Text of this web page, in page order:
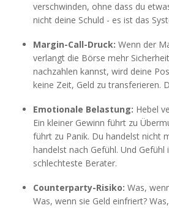
verschwinden, ohne dass du
nicht deine Schuld - es ist das
Margin-Call-Druck: Wenn der
verlangt die Börse mehr
nachzahlen kannst, wird deine
keine Zeit, Geld zu transferieren.
Emotionale Belastung: Hebel
Ein kleiner Gewinn führt zu
führt zu Panik. Du handelst nicht
handelst nach Gefühl. Und
schlechteste Berater.
Counterparty-Risiko: Was,
Was, wenn sie Geld einfriert?